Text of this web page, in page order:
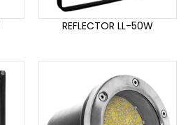
REFLECTOR LL-50W